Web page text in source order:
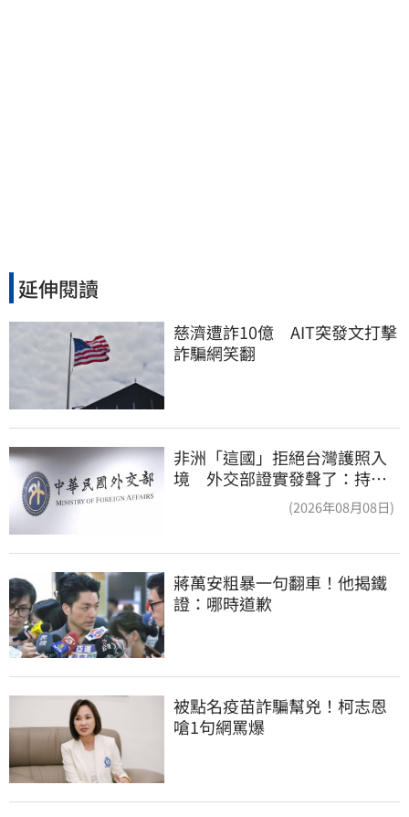
延伸閱讀
慈濟遭詐10億　AIT突發文打擊
詐騙網笑翻
非洲「這國」拒絕台灣護照入
境 外交部證實發聲了：持續
(2026年08月08日)
蔣萬安粗暴一句翻車！他揭鐵
證：哪時道歉
被點名疫苗詐騙幫兇！柯志恩
嗆1句網罵爆